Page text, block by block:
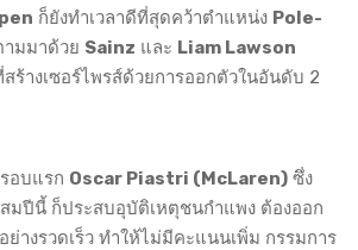
ก็ยังทำเวลาดีที่สุดคว้าตำแหน่ง Pole-
มมาด้วย Sainz และ Liam Lawson
ร้างเซอร์ไพรส์ด้วยการออกตัวในอันดับ 2
อบแรก Oscar Piastri (McLaren) ซึ่ง
มปีนี้ ก็ประสบอุบัติเหตุชนกำแพง ต้องออก
างรวดเร็ว ทำให้ไม่มีคะแนนเพิ่ม กรรมการ